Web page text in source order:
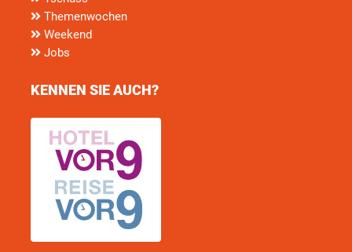
Themenwochen
Weekend
Jobs
KENNEN SIE AUCH?